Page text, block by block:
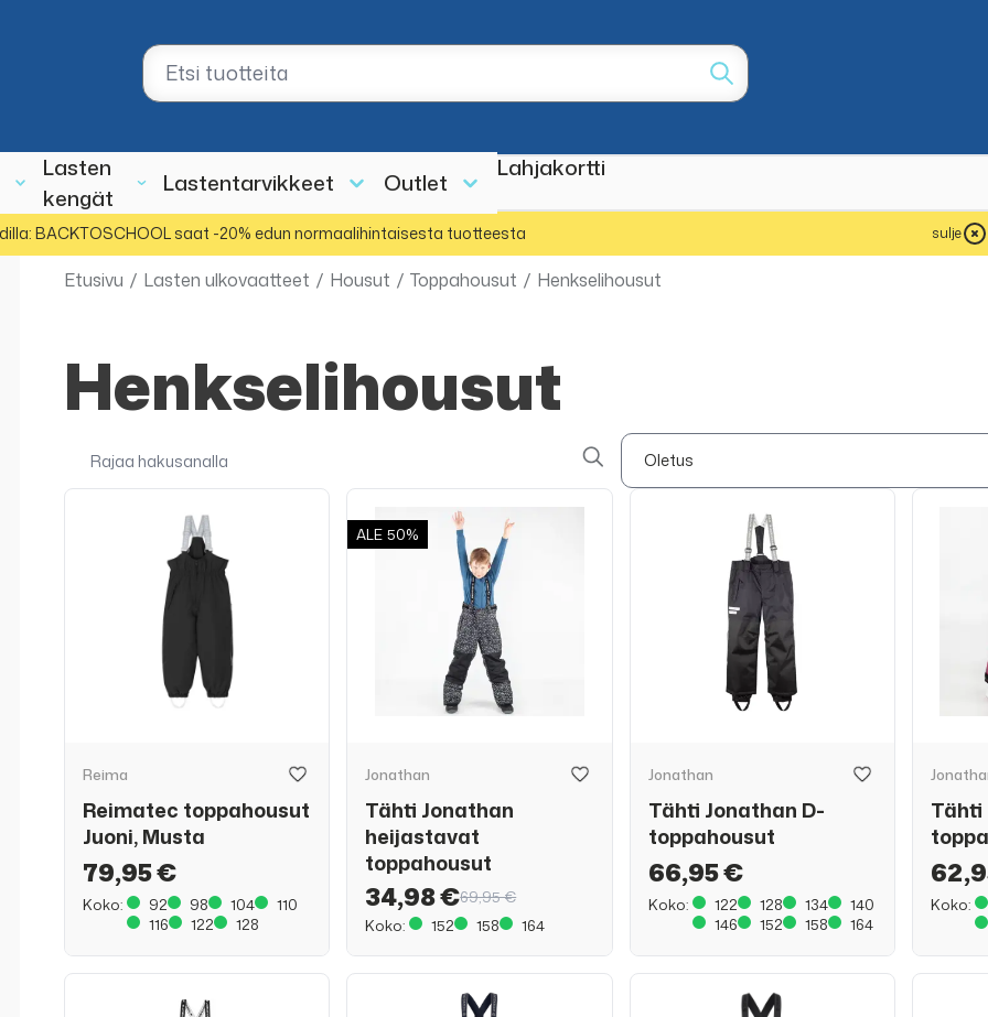
Lasten
kengät
Lastentarvikkeet Outlet
Lahjakortti
BACKTOSCHOOL saat -20% edun normaalihintaisesta tuotteesta sulje
Etusivu / Lasten ulkovaatteet / Housut / Toppahousut / Henkselihousut
Henkselihousut
Reima
Reimatec toppahousut
Juoni, Musta
79,95 €
Koko: 92 98 104
110
116
122 128
ALE 50%
Jonathan
Tähti Jonathan
heijastavat
toppahousut
34,98 €69,95 €
Koko:
152 158 164
Jonathan
Tähti Jonathan D-
toppahousut
66,95 €
Koko: 122 128 134
140
146
152 158 164
Tähti
Koko: